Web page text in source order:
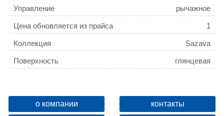
Управление рычажное
Цена обновляется из прайса 1
Коллекция Sazava
Поверхность глянцевая
Длина излива, см 22.5 см
Форма излива традиционная
о компании контакты